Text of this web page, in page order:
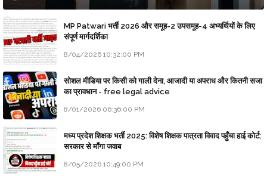
MP Patwari भर्ती 2026 और समूह-2 उपसमूह-4 अभ्यर्थियों के लिए
संपूर्ण मार्गदर्शिका
8/04/2026 10:32:00 PM
सोशल मीडिया पर किसी को गाली देना, आजादी या अपराध और कितनी सजा
का प्रावधान - free legal advice
8/01/2026 06:36:00 PM
मध्य प्रदेश शिक्षक भर्ती 2025: विशेष शिक्षक पात्रता विवाद पहुँचा हाई कोर्ट;
सरकार से माँगा जवाब
8/05/2026 10:49:00 PM